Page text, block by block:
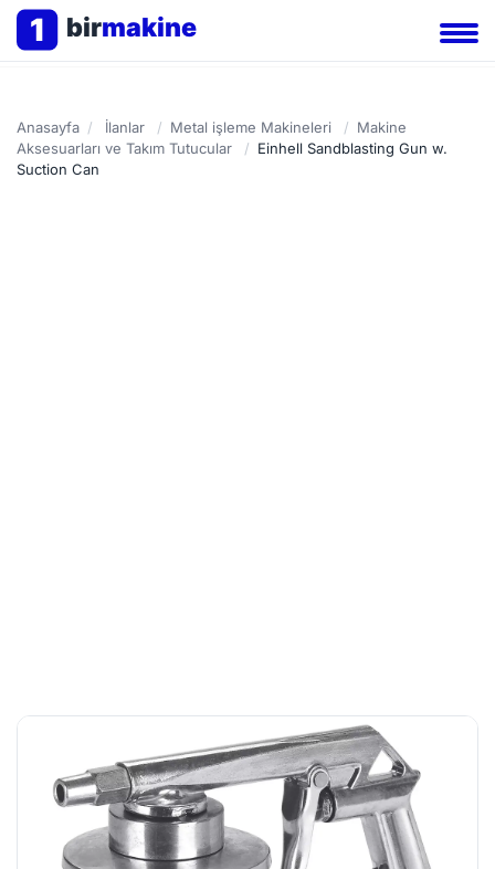
1 birmakine
Anasayfa / İlanlar / Metal işleme Makineleri / Makine
Aksesuarları ve Takım Tutucular
/ Einhell Sandblasting Gun w.
Suction Can